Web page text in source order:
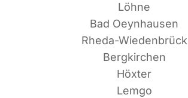
Löhne
Bad Oeynhausen
Rheda-Wiedenbrück
Bergkirchen
Höxter
Lemgo